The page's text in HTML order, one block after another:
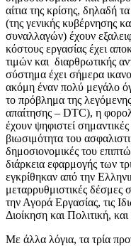
αίτια της κρίσης, δηλαδή
(της γενικής κυβέρνησης
συναλλαγών) έχουν
κόστους εργασίας έχει
τιμών και διαρθρωτικής
σύστημα έχει σήμερα
ακόμη έναν πολύ μεγάλο
το πρόβλημα της
απαίτησης – DTC), η
έχουν ψηφιστεί
βιωσιμότητα του
δημοσιονομικές του
διάρκεια εφαρμογής των
εγκρίθηκαν από την
μεταρρυθμιστικές δέσμες
την Αγορά Εργασίας, τις
Διοίκηση και Πολιτική,
Με άλλα λόγια, τα τρία